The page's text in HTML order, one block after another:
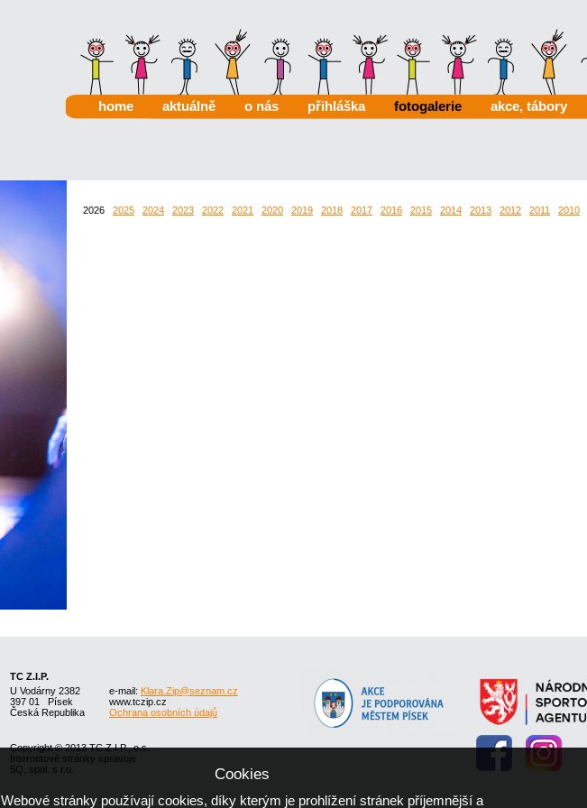
home aktuálně o nás přihláška fotogalerie akce, tábory
2026 2025 2024 2023 2022 2021 2020 2019 2018 2017 2016 2015 2014 2013 2012 2011 2010
TC Z.I.P.
U Vodárny 2382
397 01 Písek
Česká Republika
e-mail: Klara.Zip@seznam.cz
www.tczip.cz
Ochrana osobních údajů
Copyright © 2013 TC Z.I.P., o.s.
Internetové stránky spravuje
5Q, spol. s r.o.
Cookies
Webové stránky používají cookies, díky kterým je prohlížení stránek příjemnější a